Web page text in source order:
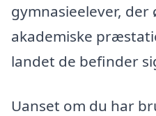
gymnasieelever,
akademiske
landet de befinder
Uanset om du har